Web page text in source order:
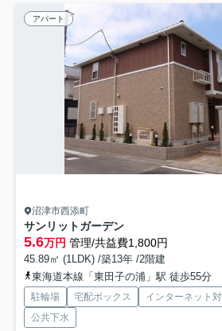
アパート
沼津市西添町
サンリットガーデン
5.6万円 管理/共益費1,800円
45.89㎡ (1LDK) /築13年 /2階建
東海道本線「東田子の浦」駅 徒歩55分
駐輪場 宅配ボックス インターネット
公共下水